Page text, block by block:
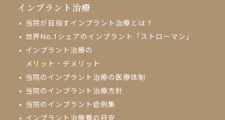
インプラント治療
当院が目指すインプラント治療とは？
世界No.1シェアの インプラント「ストローマン」
インプラント治療の
メリット・デメリット
当院のインプラント治療の 医療体制
当院のインプラント治療方針
当院のインプラント症例集
インプラント治療費の目安